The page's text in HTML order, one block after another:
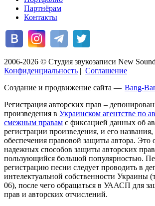
Партнёрам
Контакты
2006-2026 © Студия звукозаписи New Sound
Конфиденциальность | Соглашение
Создание и продвижение сайта — Bang-
Регистрация авторских прав –
произведения в Украинском агентстве по
смежным правам с фиксацией данных об
регистрации произведения, и его
обеспечения правовой защиты автора. Это
надежных способов защиты авторских
пользующийся большой популярностью.
регистрацию песни следует проводить в
интелектуальной собственности Украины
06), после чего обращаться в УААСП для
прав и авторских отчислений.